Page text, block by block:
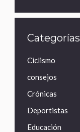
Categorías
Ciclismo
consejos
Crónicas
Deportistas
Educación